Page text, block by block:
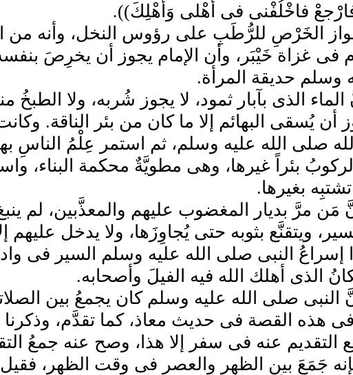
فاخْلُفْنى فى أَهْلى وَأَهْلِكَ)).
الخَرْصِ للرُّطَبِ على رؤوس النخل، وأنه من
فى غزاة خَيْبَر، وأن الإمام يجوز أن يخرِصَ
وسلم حديقة المرأة.
الماء الذى بآبار ثمود، لا يجوز شُربه، ولا الطبخُ
أن يُسقى البهائم إلا ما كان من بئر الناقة.
صلى الله عليه وسلم، ثم استمر عِلْمُ الناسِ
بئراً غيرها، وهى مطويَّةٌ محكمة البناء،
تشتبِه بغيرها.
مَن مرَّ بديار المغضوب عليهم والمعذَّبين، لم ينبغ
ويتقنَّع بثوبه حتى يُجاوِزَها، ولا يدخل عليهم
إسراعُ النبى صلى الله عليه وسلم السير فى
الذى أهلك الله فيه الفيلَ وأصحابه.
النبى صلى الله عليه وسلم كان يجمعُ بين
فى هذه القصة فى حديث معاذ، كما تقدَّم،
التقديم عنه فى سفر إلا هذا، وصح عنه جمعُ
جَمَعَ بين الظهر والعصر فى وقت الظهر،